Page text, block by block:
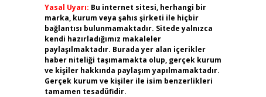
Yasal Uyarı: Bu internet sitesi, herhangi bir
marka, kurum veya şahıs şirketi ile hiçbir
bağlantısı bulunmamaktadır. Sitede yalnızca
kendi hazırladığımız makaleler
paylaşılmaktadır. Burada yer alan içerikler
haber niteliği taşımamakta olup, gerçek kurum
ve kişiler hakkında paylaşım yapılmamaktadır.
Gerçek kurum ve kişiler ile isim benzerlikleri
tamamen tesadüfidir.